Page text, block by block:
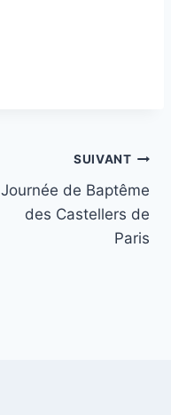
SUIVANT
Journée de Baptême
des Castellers de
Paris